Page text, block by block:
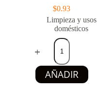
$0.93
Limpieza y usos
domésticos
Paño
Absorbente
Multiusos
para
Limpieza
del
AÑADIR